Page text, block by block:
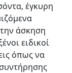
έγκυρη
άσκηση
ειδικοί
όπως να